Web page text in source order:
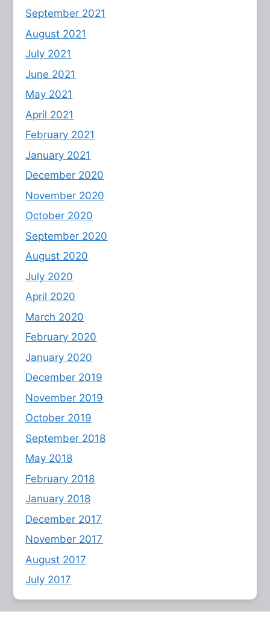
September 2021
August 2021
July 2021
June 2021
May 2021
April 2021
February 2021
January 2021
December 2020
November 2020
October 2020
September 2020
August 2020
July 2020
April 2020
March 2020
February 2020
January 2020
December 2019
November 2019
October 2019
September 2018
May 2018
February 2018
January 2018
December 2017
November 2017
August 2017
July 2017